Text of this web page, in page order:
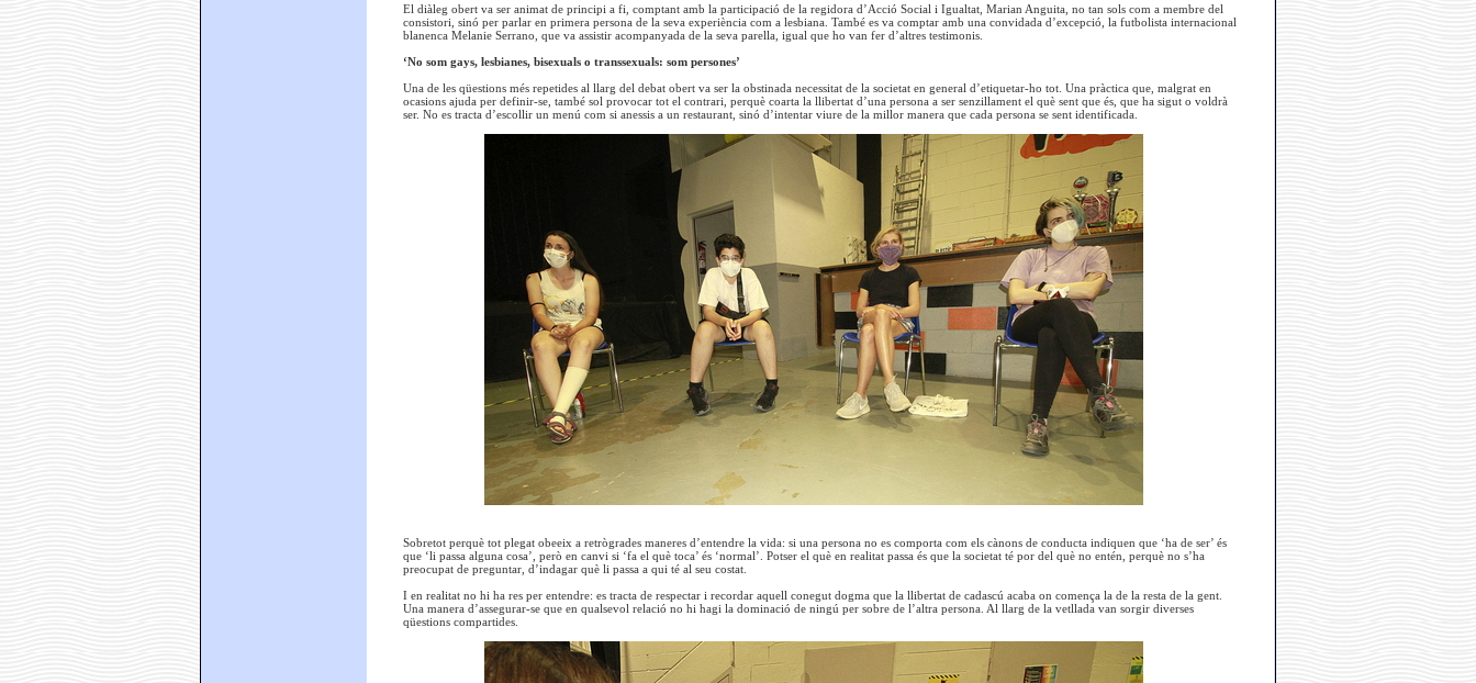
El diàleg obert va ser animat de principi a fi, comptant amb la participació de la regidora d’Acció Social i Igualtat, Marian Anguita, no tan sols com a membre del
consistori, sinó per parlar en primera persona de la seva experiència com a lesbiana. També es va comptar amb una convidada d’excepció, la futbolista internacional
blanenca Melanie Serrano, que va assistir acompanyada de la seva parella, igual que ho van fer d’altres testimonis.
‘No som gays, lesbianes, bisexuals o transsexuals: som persones’
Una de les qüestions més repetides al llarg del debat obert va ser la obstinada necessitat de la societat en general d’etiquetar-ho tot. Una pràctica que, malgrat en
ocasions ajuda per definir-se, també sol provocar tot el contrari, perquè coarta la llibertat d’una persona a ser senzillament el què sent que és, que ha sigut o voldrà
ser. No es tracta d’escollir un menú com si anessis a un restaurant, sinó d’intentar viure de la millor manera que cada persona se sent identificada.
Sobretot perquè tot plegat obeeix a retrògrades maneres d’entendre la vida: si una persona no es comporta com els cànons de conducta indiquen que ‘ha de ser’ és
que ‘li passa alguna cosa’, però en canvi si ‘fa el què toca’ és ‘normal’. Potser el què en realitat passa és que la societat té por del què no entén, perquè no s’ha
preocupat de preguntar, d’indagar què li passa a qui té al seu costat.
I en realitat no hi ha res per entendre: es tracta de respectar i recordar aquell conegut dogma que la llibertat de cadascú acaba on comença la de la resta de la gent.
Una manera d’assegurar-se que en qualsevol relació no hi hagi la dominació de ningú per sobre de l’altra persona. Al llarg de la vetllada van sorgir diverses
qüestions compartides.